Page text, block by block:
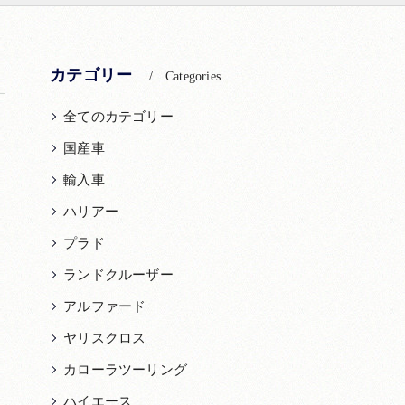
カテゴリー Categories
全てのカテゴリー
国産車
輸入車
ハリアー
プラド
ランドクルーザー
アルファード
ヤリスクロス
カローラツーリング
ハイエース